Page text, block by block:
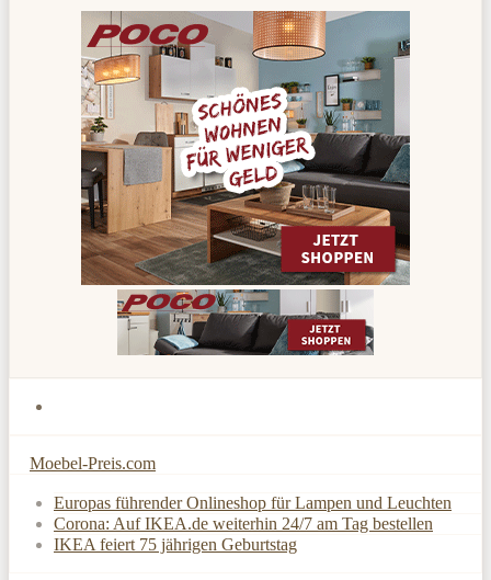
Moebel-Preis.com
Europas führender Onlineshop für Lampen und Leuchten
Corona: Auf IKEA.de weiterhin 24/7 am Tag bestellen
IKEA feiert 75 jährigen Geburtstag